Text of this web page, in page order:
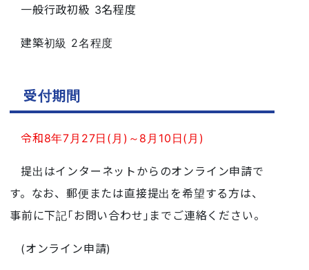
一般行政初級 3名程度
建築初級 2名程度
受付期間
令和8年7月27日(月)～8月10日(月)
提出はインターネットからのオンライン申請で
す。なお、郵便または直接提出を希望する方は、
事前に下記｢お問い合わせ｣までご連絡ください。
(オンライン申請)